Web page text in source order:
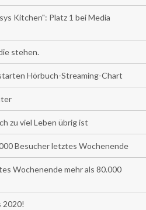
Kitchen": Platz 1 bei Media
stehen.
Hörbuch-Streaming-Chart
zu viel Leben übrig ist
Besucher letztes Wochenende
Wochenende mehr als 80.000
2020!